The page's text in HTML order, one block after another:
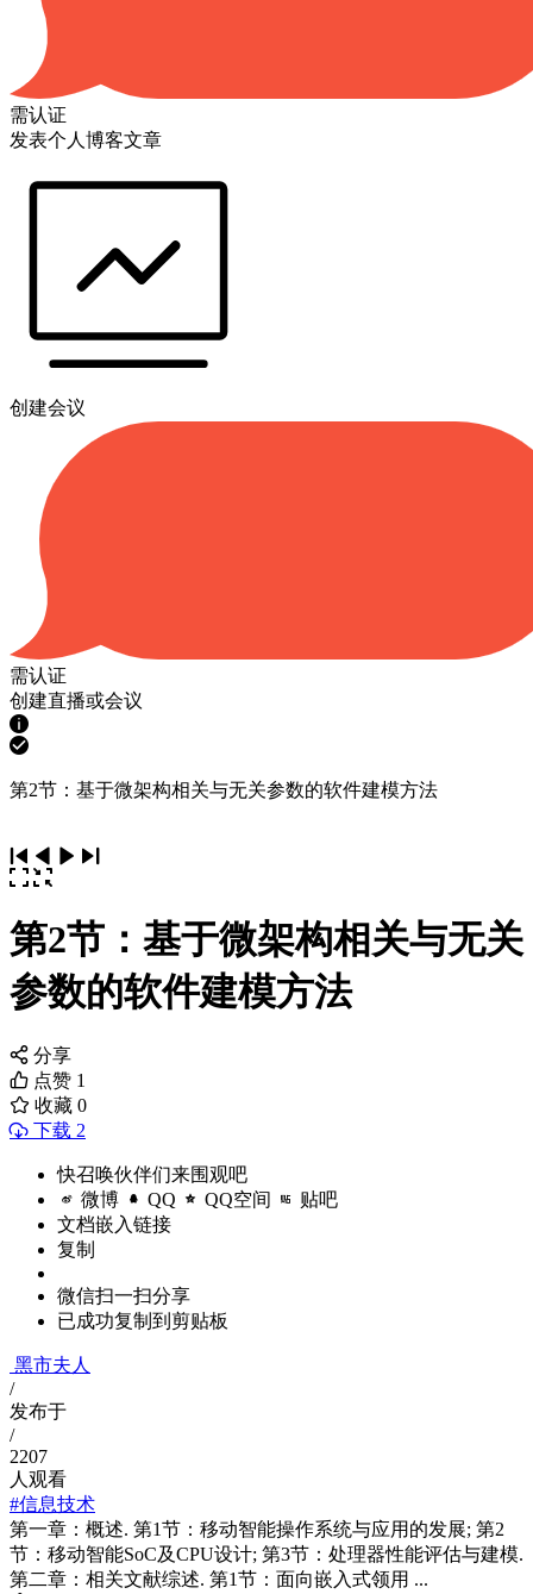
需认证
发表个人博客文章
创建会议
需认证
创建直播或会议
第2节：基于微架构相关与无关参数的软件建模方法
第2节：基于微架构相关与无关
参数的软件建模方法
分享
点赞 1
收藏 0
下载 2
快召唤伙伴们来围观吧
微博 QQ QQ空间 贴吧
文档嵌入链接
复制
微信扫一扫分享
已成功复制到剪贴板
黑市夫人
/
发布于
/
2207
人观看
#信息技术
第一章：概述. 第1节：移动智能操作系统与应用的发展; 第2
节：移动智能SoC及CPU设计; 第3节：处理器性能评估与建模.
第二章：相关文献综述. 第1节：面向嵌入式领用 ...